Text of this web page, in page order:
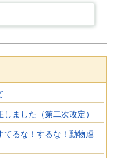
ました（第二次改定）
てるな！するな！動物虐